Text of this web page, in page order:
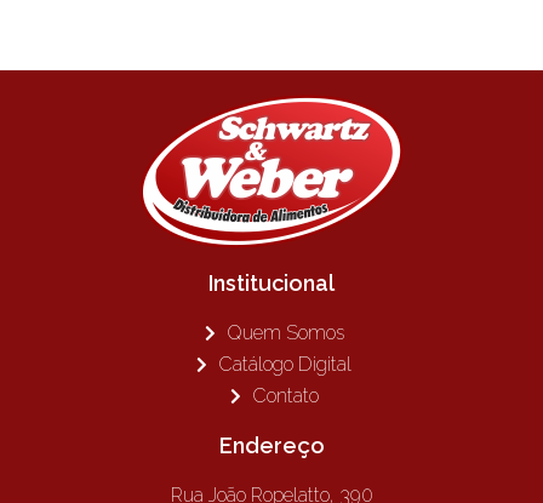
Institucional
Quem Somos
Catálogo Digital
Contato
Endereço
Rua João Ropelatto, 390